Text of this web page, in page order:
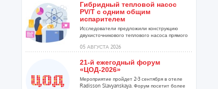
Гибридный тепловой насос
PV/T с одним общим
испарителем
Исследователи предложили конструкцию
двухисточникового теплового насоса прямого
05 АВГУСТА 2026
21-й ежегодный форум
«ЦОД-2026»
Мероприятие пройдет 2-3 сентября в отеле
Radisson Slavyanskaya. Форум посетит более